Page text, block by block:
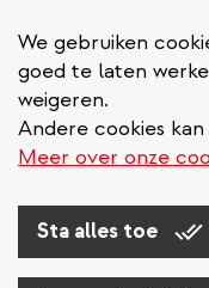
We gebruiken
goed te laten
weigeren.
Andere cookies
Meer over onze
Sta alles toe